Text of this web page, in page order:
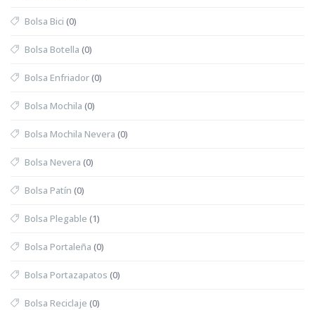
Bolsa Bici (0)
Bolsa Botella (0)
Bolsa Enfriador(0)
Bolsa Mochila (0)
Bolsa Mochila Nevera (0)
Bolsa Nevera (0)
Bolsa Patín (0)
Bolsa Plegable (1)
Bolsa Portaleña (0)
Bolsa Portazapatos (0)
Bolsa Reciclaje (0)